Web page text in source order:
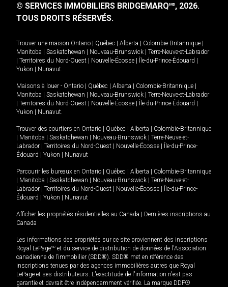
© SERVICES IMMOBILIERS BRIDGEMARQMD, 2026.
TOUS DROITS RÉSERVÉS.
Trouver une maison Ontario | Québec | Alberta | Colombie-Britannique |
Manitoba | Saskatchewan | Nouveau-Brunswick | Terre-Neuve-et-Labrador
| Territoires du Nord-Ouest | Nouvelle-Écosse | Île-du-Prince-Édouard |
Yukon | Nunavut
Maisons à louer - Ontario | Québec | Alberta | Colombie-Britannique |
Manitoba | Saskatchewan | Nouveau-Brunswick | Terre-Neuve-et-Labrador
| Territoires du Nord-Ouest | Nouvelle-Écosse | Île-du-Prince-Édouard |
Yukon | Nunavut
Trouver des courtiers en Ontario | Québec | Alberta | Colombie-Britannique
| Manitoba | Saskatchewan | Nouveau-Brunswick | Terre-Neuve-et-
Labrador | Territoires du Nord-Ouest | Nouvelle-Écosse | Île-du-Prince-
Édouard | Yukon | Nunavut
Parcourir les bureaux en Ontario | Québec | Alberta | Colombie-Britannique
| Manitoba | Saskatchewan | Nouveau-Brunswick | Terre-Neuve-et-
Labrador | Territoires du Nord-Ouest | Nouvelle-Écosse | Île-du-Prince-
Édouard | Yukon | Nunavut
Afficher les propriétés résidentielles au Canada | Dernières inscriptions au
Canada
Les informations des propriétés sur ce site proviennent des inscriptions
Royal LePageMD et du service de distribution de données de l'Association
canadienne de l’immobilier (SDD®). SDD® met en référence des
inscriptions tenues par des agences immobilières autres que Royal
LePage et ses distributeurs. L'exactitude de l'information n'est pas
garantie et devrait être indépendamment vérifiée. La marque DDF®